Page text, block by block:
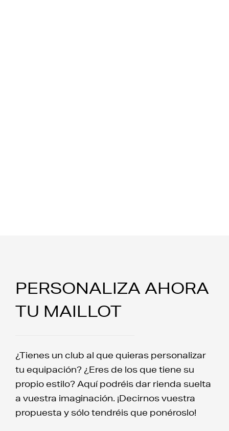
PERSONALIZA AHORA
TU MAILLOT
¿Tienes un club al que quieras personalizar
tu equipación? ¿Eres de los que tiene su
propio estilo? Aquí podréis dar rienda suelta
a vuestra imaginación. ¡Decirnos vuestra
propuesta y sólo tendréis que ponéroslo!